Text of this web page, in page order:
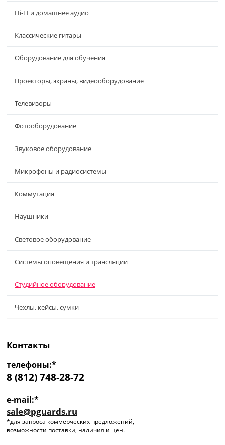
Hi-FI и домашнее аудио
Классические гитары
Оборудование для обучения
Проекторы, экраны, видеооборудование
Телевизоры
Фотооборудование
Звуковое оборудование
Микрофоны и радиосистемы
Коммутация
Наушники
Световое оборудование
Системы оповещения и трансляции
Студийное оборудование
Чехлы, кейсы, сумки
Контакты
телефоны:*
8 (812) 748-28-72
e-mail:*
sale@pguards.ru
*для запроса коммерческих предложений,
возможности поставки, наличия и цен.